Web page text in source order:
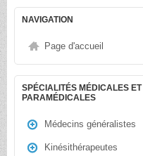
NAVIGATION
Page d'accueil
SPÉCIALITÉS MÉDICALES ET
PARAMÉDICALES
Médecins généralistes
Kinésithérapeutes